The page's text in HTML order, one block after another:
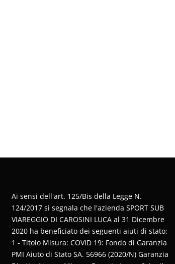
Ai sensi dell'art. 125/Bis della Legge N.
124/2017 si segnala che l'azienda SPORT SUB
VIAREGGIO DI CAROSINI LUCA al 31 Dicembre
2020 ha beneficiato dei seguenti aiuti di stato:
1 - Titolo Misura: COVID 19: Fondo di Garanzia
PMI Aiuto di Stato SA. 56966 (2020/N) Garanzia